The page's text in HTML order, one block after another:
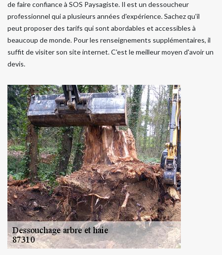
de faire confiance à SOS Paysagiste. Il est un dessoucheur
professionnel qui a plusieurs années d'expérience. Sachez qu'il
peut proposer des tarifs qui sont abordables et accessibles à
beaucoup de monde. Pour les renseignements supplémentaires, il
suffit de visiter son site internet. C'est le meilleur moyen d'avoir un
devis.